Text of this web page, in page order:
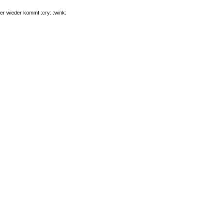
wieder kommt :cry: :wink: